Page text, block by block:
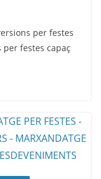
per festes
festes capaç